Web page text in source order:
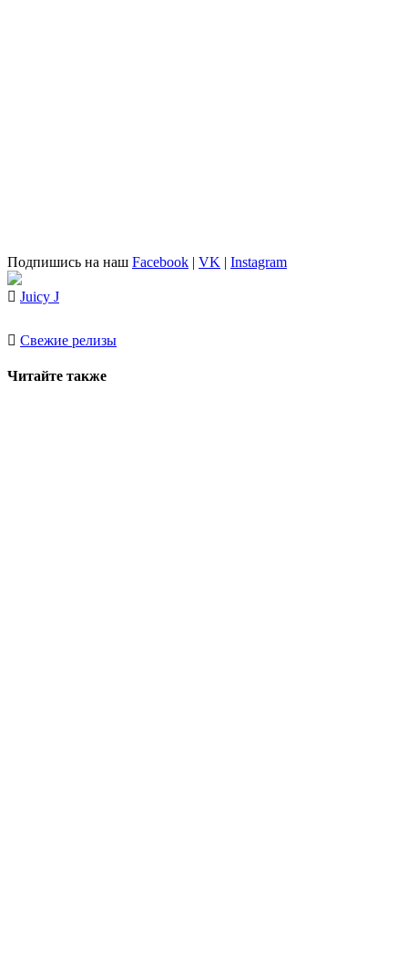
Подпишись на наш Facebook | VK | Instagram
Juicy J
Свежие релизы
Читайте также